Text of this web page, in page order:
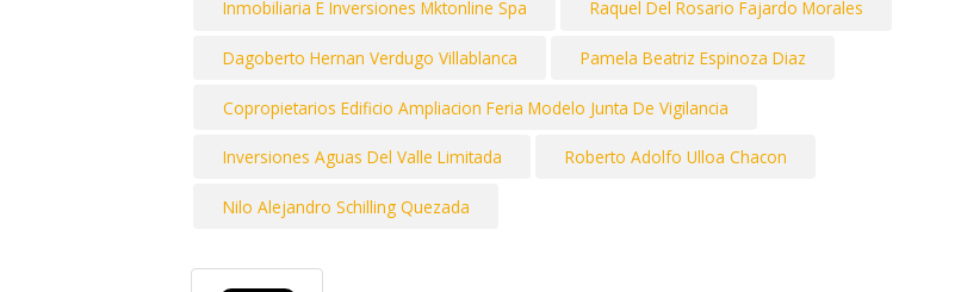
Inmobiliaria E Inversiones Mktonline Spa Raquel Del Rosario Fajardo Morales
Dagoberto Hernan Verdugo Villablanca Pamela Beatriz Espinoza Diaz
Copropietarios Edificio Ampliacion Feria Modelo Junta De Vigilancia
Inversiones Aguas Del Valle Limitada Roberto Adolfo Ulloa Chacon
Nilo Alejandro Schilling Quezada